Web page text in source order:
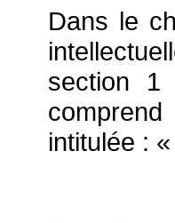
Dans le
section 1
intitulée :